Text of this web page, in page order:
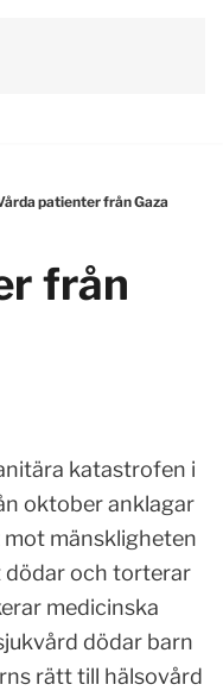
patienter från Gaza
från
katastrofen i
oktober anklagar
mänskligheten
dödar och torterar
medicinska
dödar barn
rätt till hälsovård